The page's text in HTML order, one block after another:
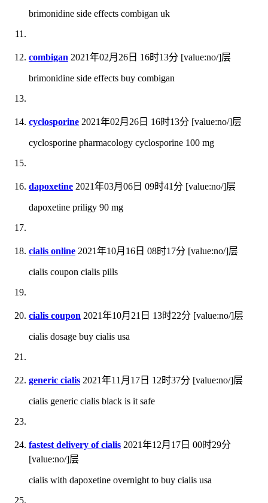
brimonidine side effects combigan uk
combigan 2021年02月26日 16时13分 [value:no/]层
brimonidine side effects buy combigan
cyclosporine 2021年02月26日 16时13分 [value:no/]层
cyclosporine pharmacology cyclosporine 100 mg
dapoxetine 2021年03月06日 09时41分 [value:no/]层
dapoxetine priligy 90 mg
cialis online 2021年10月16日 08时17分 [value:no/]层
cialis coupon cialis pills
cialis coupon 2021年10月21日 13时22分 [value:no/]层
cialis dosage buy cialis usa
generic cialis 2021年11月17日 12时37分 [value:no/]层
cialis generic cialis black is it safe
fastest delivery of cialis 2021年12月17日 00时29分
[value:no/]层
cialis with dapoxetine overnight to buy cialis usa